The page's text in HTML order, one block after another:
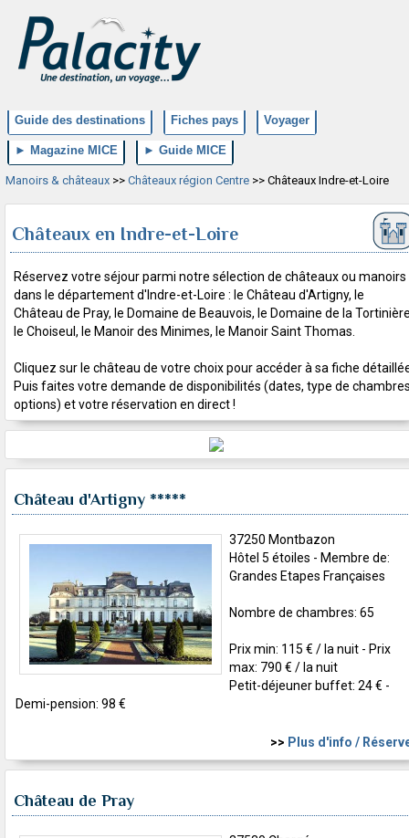
Guide des destinations Fiches pays Voyager
► Magazine MICE ► Guide MICE
Manoirs & châteaux >> Châteaux région Centre >> Châteaux Indre-et-Loire
Châteaux en Indre-et-Loire
Réservez votre séjour parmi notre sélection de châteaux ou manoirs
dans le département d'Indre-et-Loire : le Château d'Artigny, le
Château de Pray, le Domaine de Beauvois, le Domaine de la
le Choiseul, le Manoir des Minimes, le Manoir Saint Thomas.
Cliquez sur le château de votre choix pour accéder à sa fiche
Puis faites votre demande de disponibilités (dates, type de
options) et votre réservation en direct !
Château d'Artigny *****
37250 Montbazon
Hôtel 5 étoiles - Membre de:
Grandes Etapes Françaises
Nombre de chambres: 65
Prix min: 115 € / la nuit - Prix
max: 790 € / la nuit
Petit-déjeuner buffet: 24 € -
Demi-pension: 98 €
>> Plus d'info /
Château de Pray